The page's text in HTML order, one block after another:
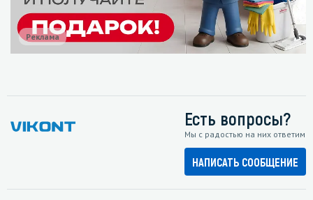
Реклама
Есть вопросы?
Мы с радостью на них ответим
НАПИСАТЬ СООБЩЕНИЕ